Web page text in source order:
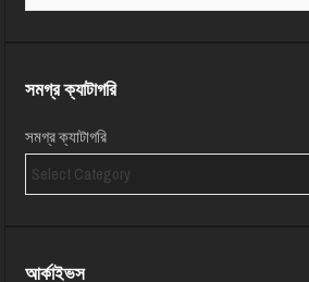
সমগ্র ক্যাটাগরি
সমগ্র ক্যাটাগরি
আর্কাইভস